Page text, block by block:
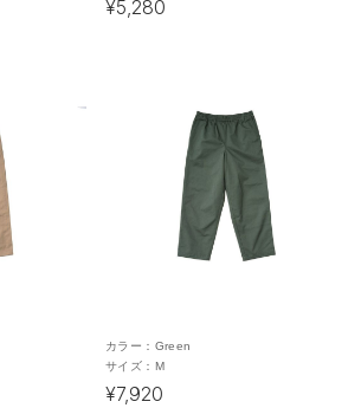
¥5,280
カラー： Green
サイズ： M
¥7,920